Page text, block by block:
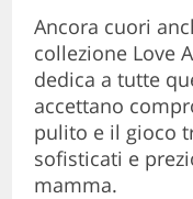
Ancora cuori
collezione Love
dedica a tutte
accettano
pulito e il gioco
sofisticati e
mamma.